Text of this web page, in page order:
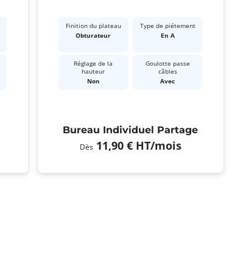
Finition du plateau
Obturateur
Type de piétement
En A
Réglage de la
hauteur
Non
Goulotte passe
câbles
Avec
Bureau Individuel Partage
Dès 11,90 € HT/mois